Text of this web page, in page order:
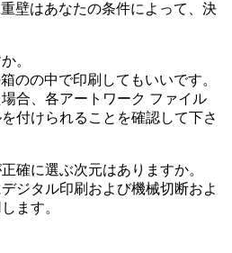
壁はあなたの条件によって、決
。
のの中で印刷してもいいです。
合、各アートワーク ファイル
付けられることを確認して下さ
確に選ぶ次元はありますか。
ジタル印刷および機械切断およ
ます。